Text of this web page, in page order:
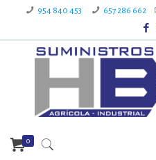
954 840 453 657 286 662
0